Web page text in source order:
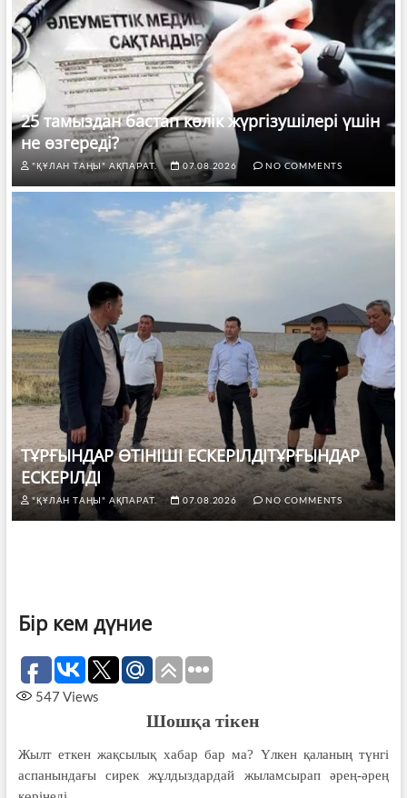
25 тамыздан бастап көлік жүргізушілері үшін
не өзгереді?
"ҚҰЛАН ТАҢЫ" АҚПАРАТ. 07.08.2026 NO COMMENTS
ТҰРҒЫНДАР ӨТІНІШІ ЕСКЕРІЛДІТҰРҒЫНДАР
ЕСКЕРІЛДІ
"ҚҰЛАН ТАҢЫ" АҚПАРАТ. 07.08.2026 NO COMMENTS
Бір кем дүние
547 Views
Шошқа тікен
Жылт еткен жақсылық хабар бар ма? Үлкен қаланың түнгі
аспанындағы сирек жұлдыздардай жыламсырап әрең-әрең